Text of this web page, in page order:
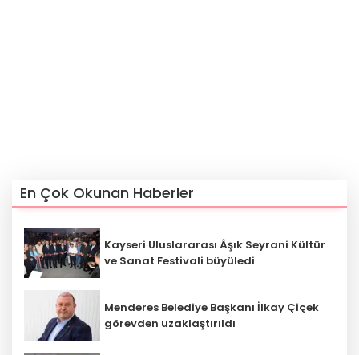
En Çok Okunan Haberler
Kayseri Uluslararası Âşık Seyrani Kültür
ve Sanat Festivali büyüledi
Menderes Belediye Başkanı İlkay Çiçek
görevden uzaklaştırıldı